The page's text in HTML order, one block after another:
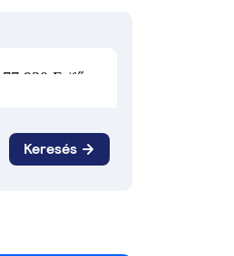
77 930 Ft/fő